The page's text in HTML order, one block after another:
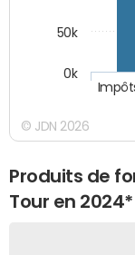
0k
50k
© JDN 2026
Produits de
Tour en 2024*